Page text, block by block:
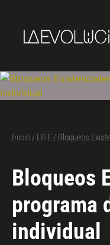
Inicio / LIFE / Bloqueos
Bloqueos
programa
individual